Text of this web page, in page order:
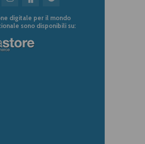
digitale per il mondo
sono disponibili su: